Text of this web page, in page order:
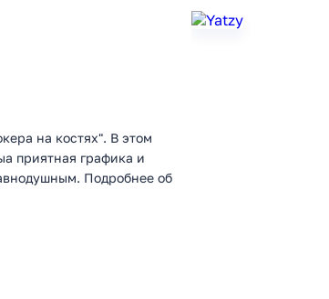
на костях". В этом
приятная графика и
Подробнее об